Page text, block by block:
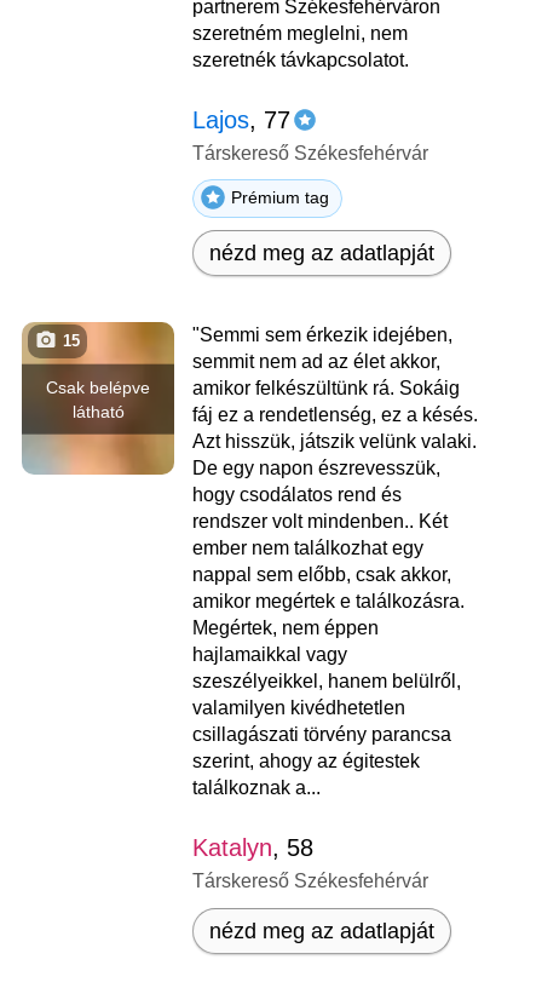
partnerem Székesfehérváron
szeretném meglelni, nem
szeretnék távkapcsolatot.
Lajos, 77
Társkereső Székesfehérvár
Prémium tag
nézd meg az adatlapját
Csak belépve
látható
15
"Semmi sem érkezik idejében,
semmit nem ad az élet akkor,
amikor felkészültünk rá. Sokáig
fáj ez a rendetlenség, ez a késés.
Azt hisszük, játszik velünk valaki.
De egy napon észrevesszük,
hogy csodálatos rend és
rendszer volt mindenben.. Két
ember nem találkozhat egy
nappal sem előbb, csak akkor,
amikor megértek e találkozásra.
Megértek, nem éppen
hajlamaikkal vagy
szeszélyeikkel, hanem belülről,
valamilyen kivédhetetlen
csillagászati törvény parancsa
szerint, ahogy az égitestek
találkoznak a...
Katalyn, 58
Társkereső Székesfehérvár
nézd meg az adatlapját